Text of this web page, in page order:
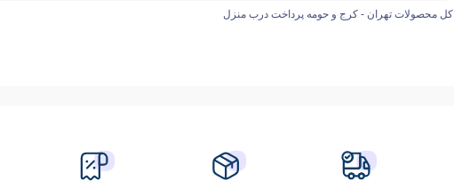
کل محصولات تهران - کرج و حومه پرداخت درب منزل